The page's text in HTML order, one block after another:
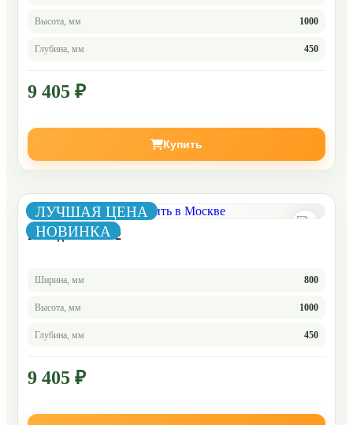
Высота, мм 1000
Глубина, мм 450
9 405 ₽
Купить
ЛУЧШАЯ ЦЕНА
НОВИНКА
Комод Челси 6-2
Ширина, мм 800
Высота, мм 1000
Глубина, мм 450
9 405 ₽